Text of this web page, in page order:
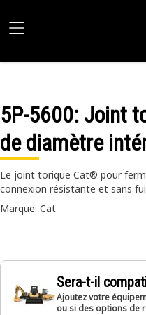
5P-5600: Joint
de diamètre
Le joint torique Cat® pour
connexion résistante et sans
Marque: Cat
Sera-t-il
Ajoutez votre
ou si des options de